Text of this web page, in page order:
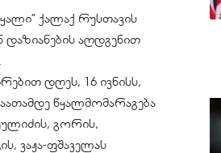
ქალაქ რუსთავის
აღდგენით
დღეს, 16 ივნისს,
წყალმომარაგება
გორის,
ვაჟა-ფშაველას